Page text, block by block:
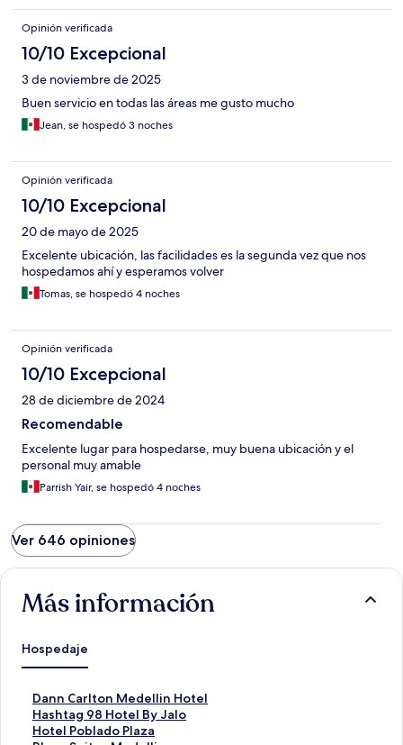
Opinión verificada
10/10 Excepcional
3 de noviembre de 2025
Buen servicio en todas las áreas me gusto mucho
Jean, se hospedó 3 noches
Opinión verificada
10/10 Excepcional
20 de mayo de 2025
Excelente ubicación, las facilidades es la segunda vez que nos
hospedamos ahí y esperamos volver
Tomas, se hospedó 4 noches
Opinión verificada
10/10 Excepcional
28 de diciembre de 2024
Recomendable
Excelente lugar para hospedarse, muy buena ubicación y el
personal muy amable
Parrish Yair, se hospedó 4 noches
Ver 646 opiniones
Más información
Hospedaje
Dann Carlton Medellin Hotel
E
n
l
Hashtag 98 Hotel By Jalo
E
n
Hotel Poblado Plaza
E